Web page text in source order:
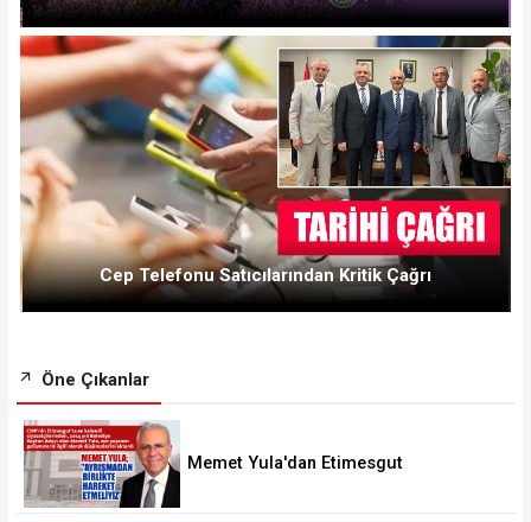
Cep Telefonu Satıcılarından Kritik Çağrı
Öne Çıkanlar
Memet Yula'dan Etimesgut